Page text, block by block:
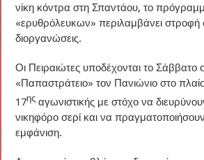
νίκη κόντρα στη Σπαντάου, το
«ερυθρόλευκων» περιλαμβάνει στροφή
διοργανώσεις.
Οι Πειραιώτες υποδέχονται το Σάββατο
«Παπαστράτειο» τον Πανιώνιο στο
17ης αγωνιστικής με στόχο να
νικηφόρο σερί και να
εμφάνιση.